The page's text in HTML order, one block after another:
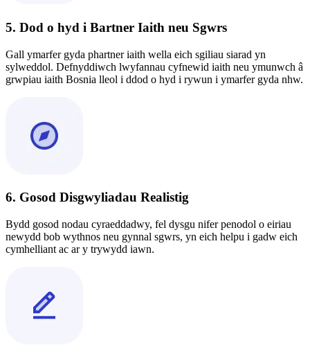
5. Dod o hyd i Bartner Iaith neu Sgwrs
Gall ymarfer gyda phartner iaith wella eich sgiliau siarad yn
sylweddol. Defnyddiwch lwyfannau cyfnewid iaith neu ymunwch â
grwpiau iaith Bosnia lleol i ddod o hyd i rywun i ymarfer gyda nhw.
6. Gosod Disgwyliadau Realistig
Bydd gosod nodau cyraeddadwy, fel dysgu nifer penodol o eiriau
newydd bob wythnos neu gynnal sgwrs, yn eich helpu i gadw eich
cymhelliant ac ar y trywydd iawn.